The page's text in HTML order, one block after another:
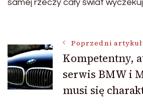
samej rzeczy cały świat
Nawigacja
wpisu
Poprzedni artykuł
Kompetentny,
serwis BMW i
musi się